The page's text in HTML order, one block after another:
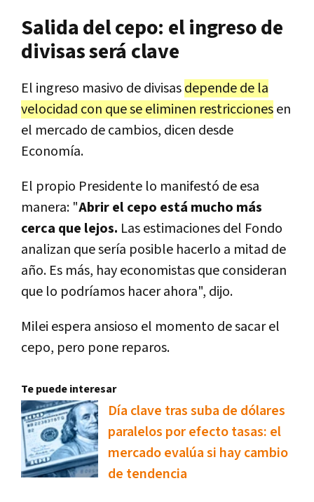
Salida del cepo: el ingreso de
divisas será clave
El ingreso masivo de divisasdepende de la
velocidad con que se eliminen restriccionesen
el mercado de cambios, dicen desde
Economía.
El propio Presidente lo manifestó de esa
manera: "Abrir el cepo está mucho más
cerca que lejos. Las estimaciones del Fondo
analizan que sería posible hacerlo a mitad de
año. Es más, hay economistas que consideran
que lo podríamos hacer ahora", dijo.
Milei espera ansioso el momento de sacar el
cepo, pero pone reparos.
Te puede interesar
Día clave tras suba de dólares
paralelos por efecto tasas: el
mercado evalúa si hay cambio
de tendencia